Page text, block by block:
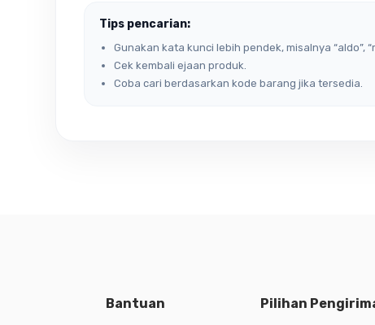
Tips pencarian:
Gunakan kata kunci lebih pendek, misalnya “aldo”,
Cek kembali ejaan produk.
Coba cari berdasarkan kode barang jika tersedia.
Bantuan Pilihan